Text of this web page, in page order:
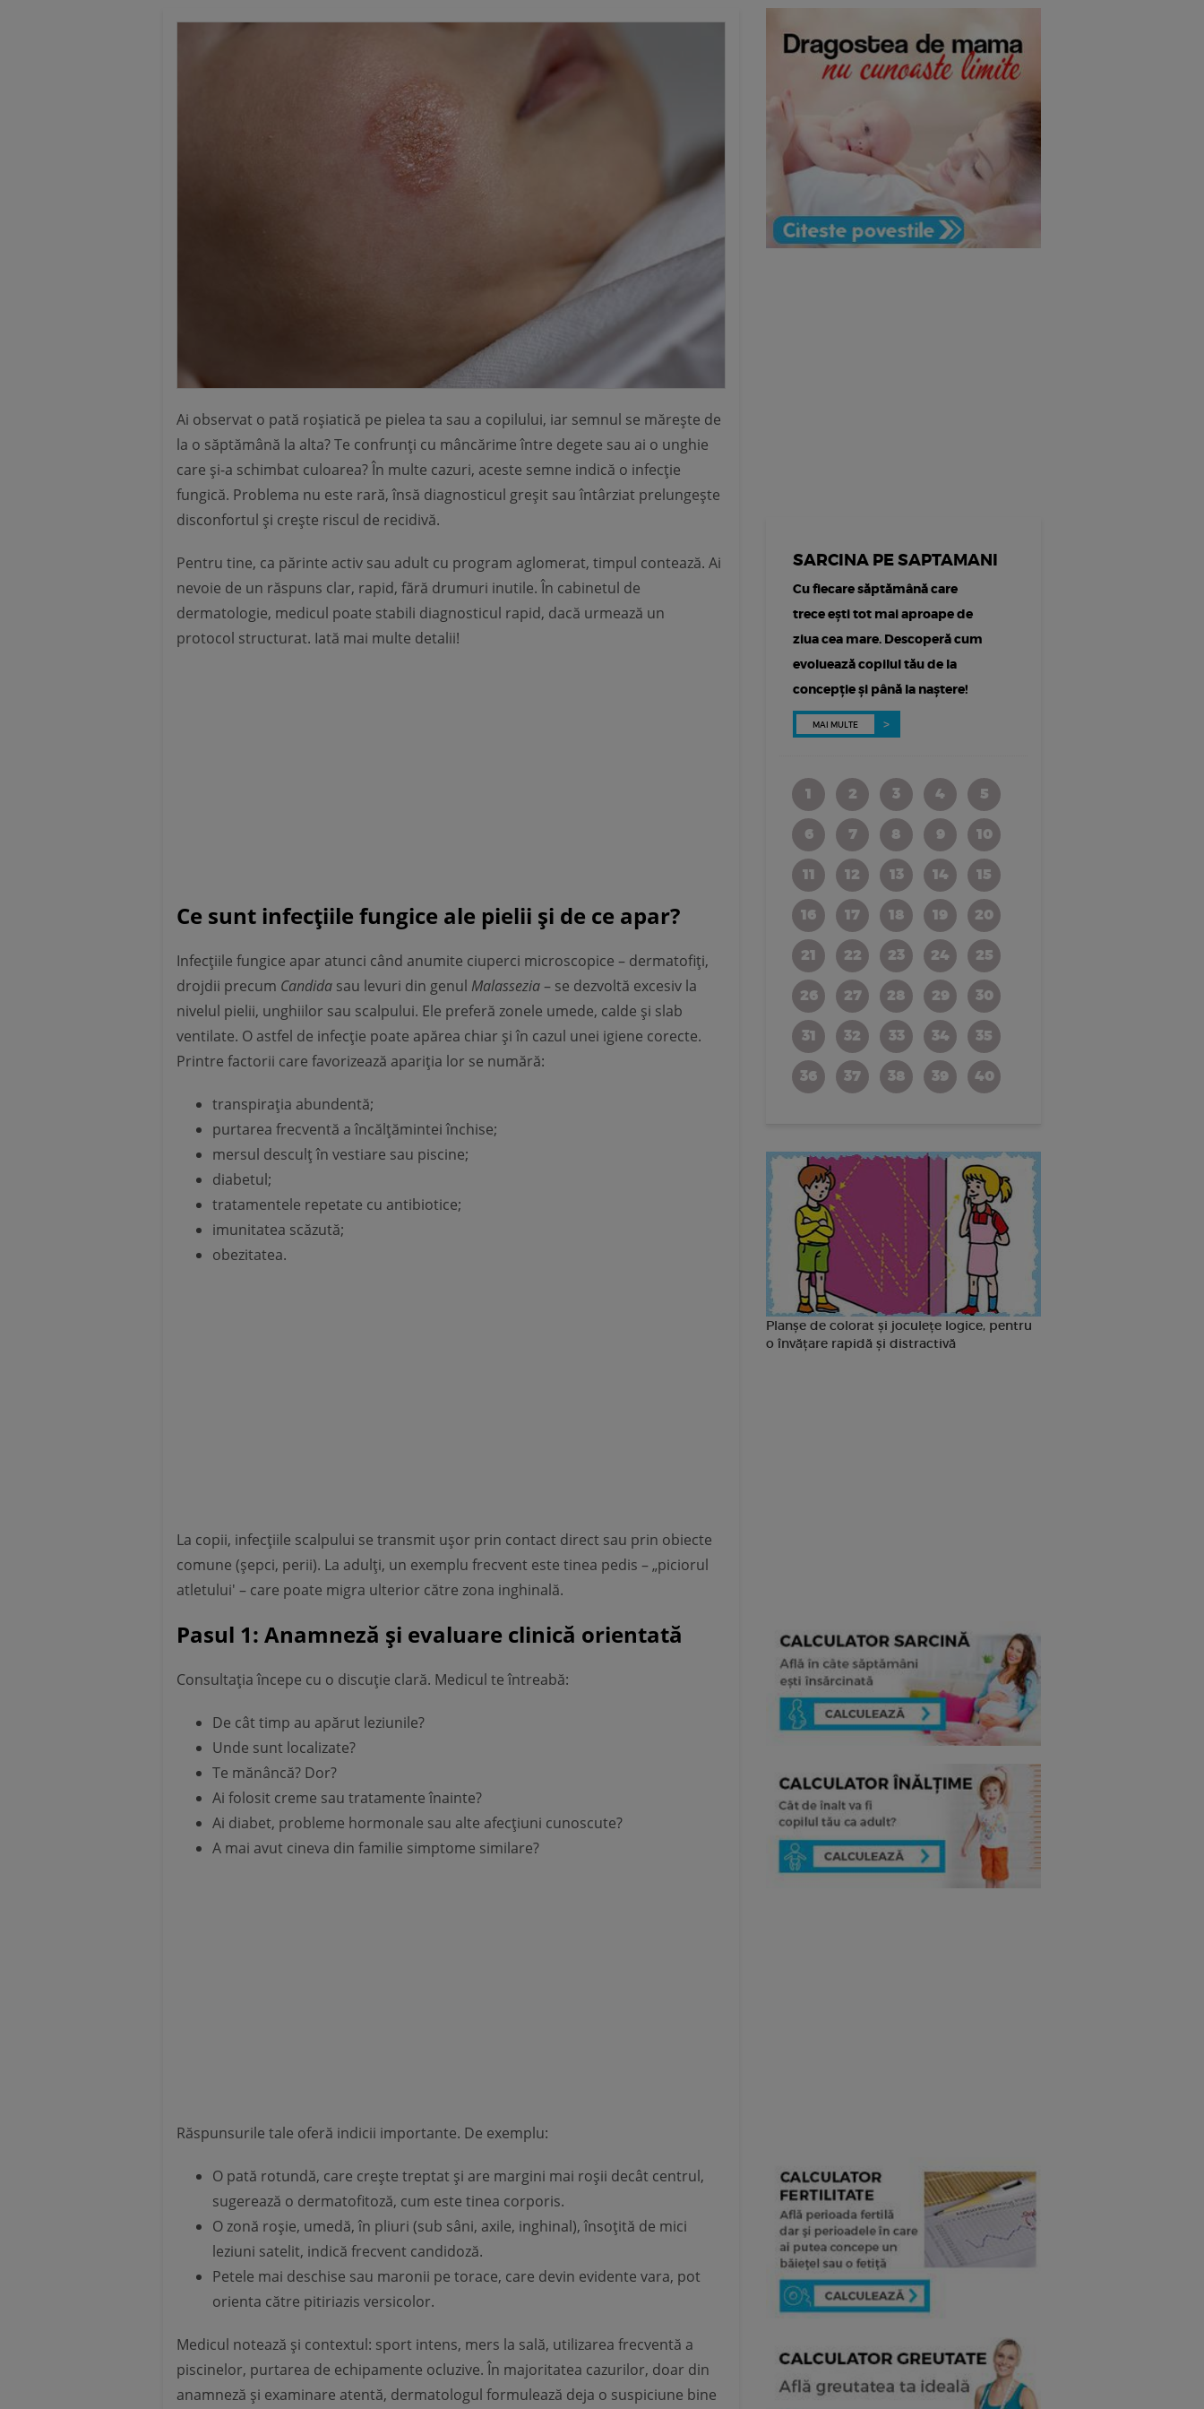
Ai observat o pată roșiatică pe pielea ta sau a copilului, iar semnul se mărește de
la o săptămână la alta? Te confrunți cu mâncărime între degete sau ai o unghie
care și-a schimbat culoarea? În multe cazuri, aceste semne indică o infecție
fungică. Problema nu este rară, însă diagnosticul greșit sau întârziat prelungește
disconfortul și crește riscul de recidivă.
Pentru tine, ca părinte activ sau adult cu program aglomerat, timpul contează. Ai
nevoie de un răspuns clar, rapid, fără drumuri inutile. În cabinetul de
dermatologie, medicul poate stabili diagnosticul rapid, dacă urmează un
protocol structurat. Iată mai multe detalii!
Ce sunt infecțiile fungice ale pielii și de ce apar?
Infecțiile fungice apar atunci când anumite ciuperci microscopice – dermatofiți,
drojdii precum Candida sau levuri din genul Malassezia– se dezvoltă excesiv la
nivelul pielii, unghiilor sau scalpului. Ele preferă zonele umede, calde și slab
ventilate. O astfel de infecție poate apărea chiar și în cazul unei igiene corecte.
Printre factorii care favorizează apariția lor se numără:
transpirația abundentă;
purtarea frecventă a încălțămintei închise;
mersul desculț în vestiare sau piscine;
diabetul;
tratamentele repetate cu antibiotice;
imunitatea scăzută;
obezitatea.
La copii, infecțiile scalpului se transmit ușor prin contact direct sau prin obiecte
comune (șepci, perii). La adulți, un exemplu frecvent este tinea pedis – „piciorul
atletului' – care poate migra ulterior către zona inghinală.
Pasul 1: Anamneză și evaluare clinică orientată
Consultația începe cu o discuție clară. Medicul te întreabă:
De cât timp au apărut leziunile?
Unde sunt localizate?
Te mănâncă? Dor?
Ai folosit creme sau tratamente înainte?
Ai diabet, probleme hormonale sau alte afecțiuni cunoscute?
A mai avut cineva din familie simptome similare?
Răspunsurile tale oferă indicii importante. De exemplu:
O pată rotundă, care crește treptat și are margini mai roșii decât centrul,
sugerează o dermatofitoză, cum este tinea corporis.
O zonă roșie, umedă, în pliuri (sub sâni, axile, inghinal), însoțită de mici
leziuni satelit, indică frecvent candidoză.
Petele mai deschise sau maronii pe torace, care devin evidente vara, pot
orienta către pitiriazis versicolor.
Medicul notează și contextul: sport intens, mers la sală, utilizarea frecventă a
piscinelor, purtarea de echipamente ocluzive. În majoritatea cazurilor, doar din
anamneză și examinare atentă, dermatologul formulează deja o suspiciune bine
SARCINA PE SAPTAMANI
Cu fiecare săptămână care
trece ești tot mai aproape de
ziua cea mare. Descoperă cum
evoluează copilul tău de la
concepție și până la naștere!
MAI MULTE
1 2 3 4 5
6 7 8 9 10
11 12 13 14 15
16 17 18 19 20
21 22 23 24 25
26 27 28 29 30
31 32 33 34 35
36 37 38 39 40
Planșe de colorat și joculețe logice, pentru
o învățare rapidă și distractivă